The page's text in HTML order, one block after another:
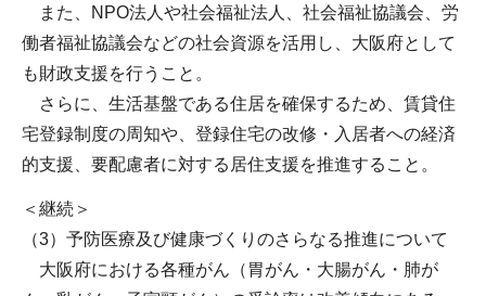
また、NPO法人や社会福祉法人、社会福祉協議会、労
働者福祉協議会などの社会資源を活用し、大阪府として
も財政支援を行うこと。
さらに、生活基盤である住居を確保するため、賃貸住
宅登録制度の周知や、登録住宅の改修・入居者への経済
的支援、要配慮者に対する居住支援を推進すること。
＜継続＞
（3）予防医療及び健康づくりのさらなる推進について
大阪府における各種がん（胃がん・大腸がん・肺が